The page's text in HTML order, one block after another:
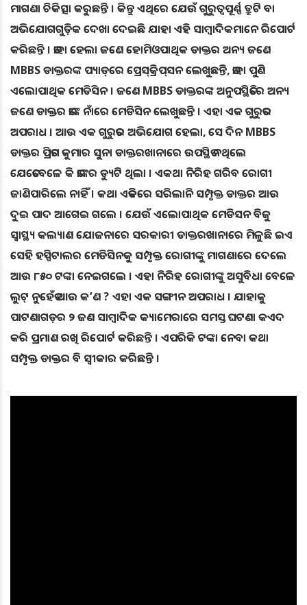
ମାଗଣା ଚିକିତ୍ସା କରୁଛନ୍ତି । କିନ୍ତୁ ଏଥିରେ ଯେଉଁ ଗୁରୁତ୍ବପୂର୍ଣ୍ଣ ତ୍ରୁଟି ବା
ଅଭିଯୋଗଗୁଡ଼ିକ ଦେଖା ଦେଇଛି ଯାହା ଏହି ସାମ୍ବାଦିକମାନେ ରିପୋର୍ଟ
କରିଛନ୍ତି । ତାହା ହେଲା ଜଣେ ହୋମିଓପାଥିକ ଡାକ୍ତର ଅନ୍ୟ ଜଣେ
MBBS ଡାକ୍ତରଙ୍କ ପ୍ୟାଡ୍‌ରେ ପ୍ରେସ୍‌କ୍ରିପ୍‌ସନ ଲେଖୁଛନ୍ତି, ତାହା ପୁଣି
ଏଲୋପାଥିକ ମେଡିସିନ । ଜଣେ MBBS ଡାକ୍ତରଙ୍କ ଅନୁପସ୍ଥିତିରେ ଅନ୍ୟ
ଜଣେ ଡାକ୍ତର ତାଙ୍କ ନାଁରେ ମେଡିସିନ ଲେଖୁଛନ୍ତି । ଏହା ଏକ ଗୁରୁତର
ଅପରାଧ । ଆଉ ଏକ ଗୁରୁତର ଅଭିଯୋଗ ହେଲା, ସେ ଦିନ MBBS
ଡାକ୍ତର ପ୍ରିତମ କୁମାର ସୁନା ଡାକ୍ତରଖାନାରେ ଉପସ୍ଥିତ ନଥିଲେ
ଯେତେବେଳେ କି ତାଙ୍କର ଡ୍ୟୁଟି ଥିଲା । ଏକଥା ନିରିହ ଗରିବ ରୋଗୀ
ଜାଣିପାରିଲେ ନାହିଁ । କଥା ଏତିକିରେ ସରିଲାନି ସମ୍ପୃକ୍ତ ଡାକ୍ତର ଆଉ
ଦୁଇ ପାଦ ଆଗେଇ ଗଲେ । ଯେଉଁ ଏଲୋପାଥିକ ମେଡିସନ ବିଜୁ
ସ୍ବାସ୍ଥ୍ୟ କଲ୍ୟାଣ ଯୋଜନାରେ ସରକାରୀ ଡାକ୍ତରଖାନାରେ ମିଳୁଛି ଇଏ
ସେହି ହସ୍ପିଟାଲର ମେଡିସିନକୁ ସମ୍ପୃକ୍ତ ରୋଗୀଙ୍କୁ ମାଗଣାରେ ଦେଲେ
ଆଉ ୮୫୦ ଟଙ୍କା ନେଇଗଲେ । ଏହା ନିରିହ ରୋଗୀଙ୍କୁ ଅସୁବିଧା ବେଳେ
ଲୁଟ୍‌ ନୁହେଁତ ଆଉ କ’ଣ ? ଏହା ଏକ ସଙ୍ଗୀନ ଅପରାଧ । ଯାହାକୁ
ପାଟଣାଗଡ଼ର ୨ ଜଣ ସାମ୍ବାଦିକ କ୍ୟାମେରାରେ ସମସ୍ତ ଘଟଣା କଏଦ
କରି ପ୍ରମାଣ ରଖି ରିପୋର୍ଟ କରିଛନ୍ତି । ଏପରିକି ଟଙ୍କା ନେବା କଥା
ସମ୍ପୃକ୍ତ ଡାକ୍ତର ବି ସ୍ବୀକାର କରିଛନ୍ତି ।